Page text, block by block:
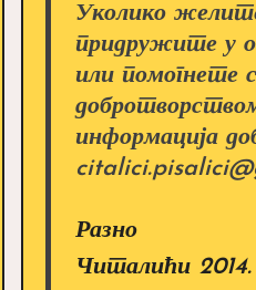
Уколико
придружите у
или помогнете
информација
Разно
Читалићи 2014.